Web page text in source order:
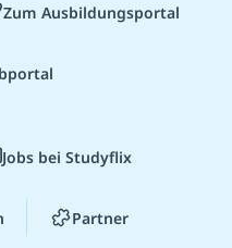
Zum Ausbildungsportal
Jobs bei Studyflix
Partner